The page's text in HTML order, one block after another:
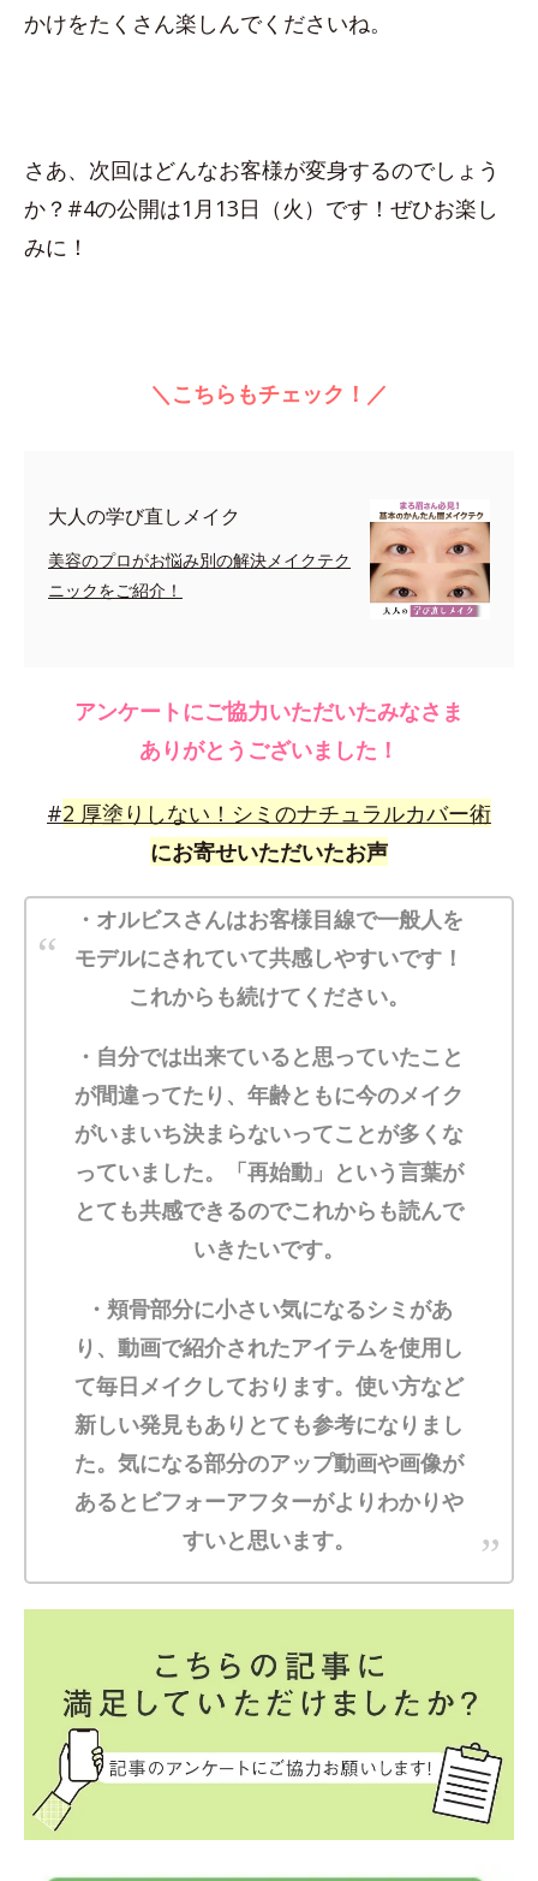
かけをたくさん楽しんでくださいね。
さあ、次回はどんなお客様が変身するのでしょう
か？#4の公開は1月13日（火）です！ぜひお楽し
みに！
＼こちらもチェック！／
大人の学び直しメイク
美容のプロがお悩み別の解決メイクテク
ニックをご紹介！
アンケートにご協力いただいたみなさま
ありがとうございました！
#2 厚塗りしない！シミのナチュラルカバー術
にお寄せいただいたお声
・オルビスさんはお客様目線で一般人を
モデルにされていて共感しやすいです！
これからも続けてください。
・自分では出来ていると思っていたこと
が間違ってたり、年齢ともに今のメイク
がいまいち決まらないってことが多くな
っていました。「再始動」という言葉が
とても共感できるのでこれからも読んで
いきたいです。
・頬骨部分に小さい気になるシミがあ
り、動画で紹介されたアイテムを使用し
て毎日メイクしております。使い方など
新しい発見もありとても参考になりまし
た。気になる部分のアップ動画や画像が
あるとビフォーアフターがよりわかりや
すいと思います。